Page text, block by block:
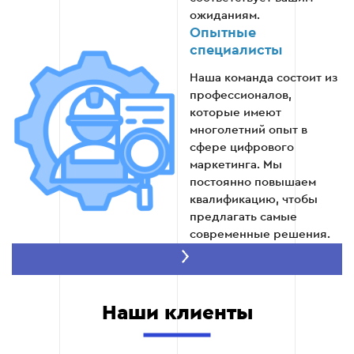
Этап 5: Тестовое сотрудничество
Начните с небольшого проекта, чтобы оценить
подход к работе и качество результатов. Это
включает в себя:
Настройка краткосрочной кампании.
Выбор целевой аудитории, создание
креативов и запуск рекламы.
Оценка результатов. Анализ показателей,
Выводы для дальнейшего сотрудничества.
Соответствует ли подход подрядчика
ожиданиям.
Опытные
специалисты
Наша команда состоит из
профессионалов,
которые имеют
многолетний опыт в
сфере цифрового
маркетинга. Мы
постоянно повышаем
квалификацию, чтобы
предлагать самые
современные решения.
оперативную проверку и
анализ подрядчиков, не
Наши клиенты